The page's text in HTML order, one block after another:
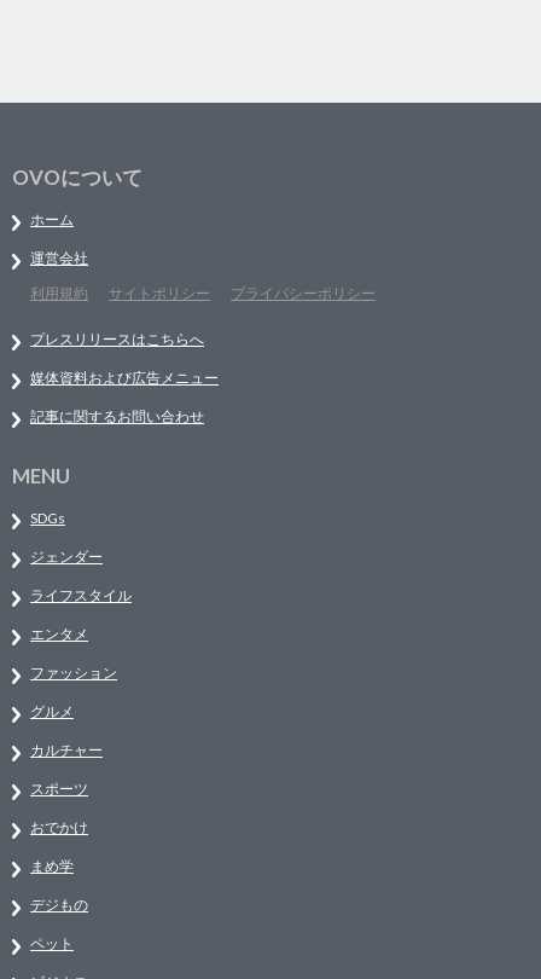
OVOについて
ホーム
運営会社
利用規約
サイトポリシー プライバシーポリシー
プレスリリースはこちらへ
媒体資料および広告メニュー
記事に関するお問い合わせ
MENU
SDGs
ジェンダー
ライフスタイル
エンタメ
ファッション
グルメ
カルチャー
スポーツ
おでかけ
まめ学
デジもの
ペット